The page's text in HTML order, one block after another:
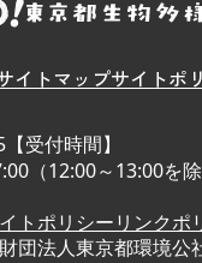
イトマップサイトポ
受付時間】
（12:00～13:00を除
トポリシーリンクポ
団法人東京都環境公